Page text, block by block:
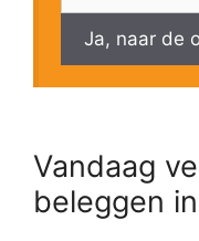
Ja, naar de
Vandaag
beleggen